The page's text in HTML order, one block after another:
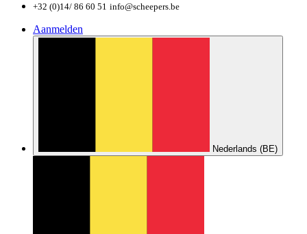
+32 (0)14/ 86 60 51 info@scheepers.be
Aanmelden
Nederlands (BE)